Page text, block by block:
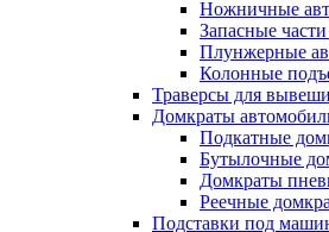
Ножничные
Запасные
Плунжерные
Колонные
Траверсы для
Домкраты
Подкатные
Бутылочные
Домкраты
Реечные
Подставки под